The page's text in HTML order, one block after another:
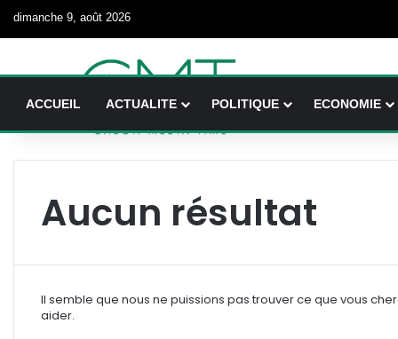
dimanche 9, août 2026
ACCUEIL ACTUALITE POLITIQUE ECONOMIE
Aucun résultat
Il semble que nous ne puissions pas trouver ce que vous
aider.